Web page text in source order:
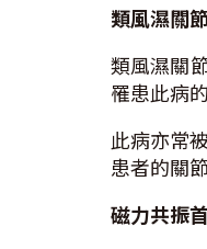
類風濕關
類風濕關
罹患此病
此病亦常
患者的關
磁力共振